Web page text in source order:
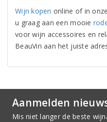
Wijn kopen online of in
u graag aan een mooie
voor wijn accessoires en
BeauVin aan het juiste
Aanmelden
Mis niet langer de beste